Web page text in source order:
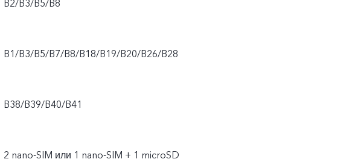
B2/B3/B5/B8
B1/B3/B5/B7/B8/B18/B19/B20/B26/B28
B38/B39/B40/B41
2 nano-SIM или 1 nano-SIM + 1 microSD